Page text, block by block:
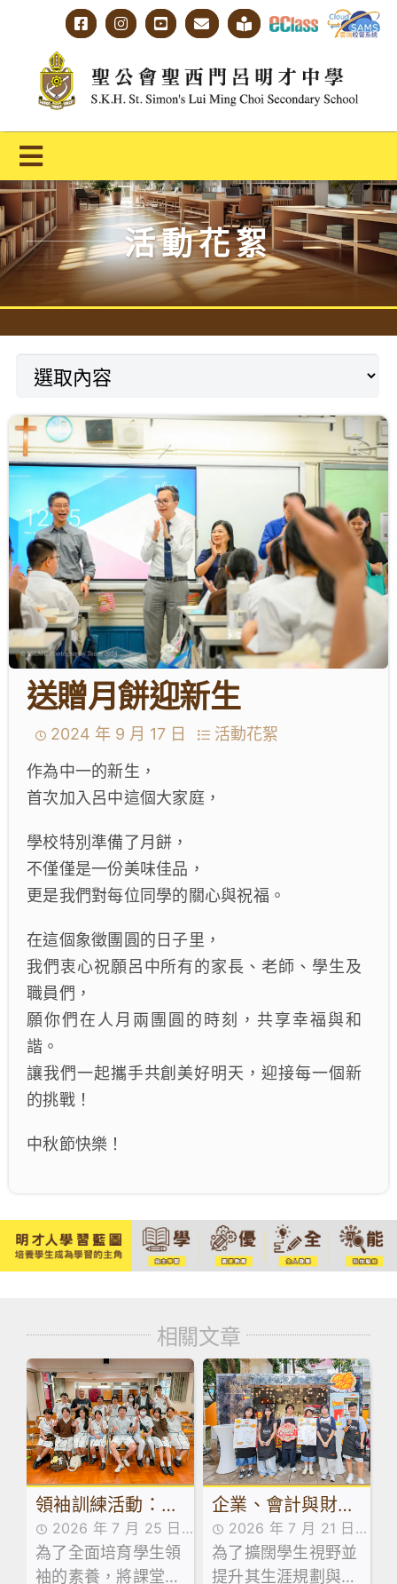
content
Toggle
Navigation
主頁
學校概覽
明才人學習藍圖
明才人成長階梯
教師專業社群
學生成就與學校活動
我們的聯繫
入學資訊
下載區
活動花絮
送贈月餅迎新生
2024 年 9 月 17 日
活動花絮
作為中一的新生，
首次加入呂中這個大家庭，
學校特別準備了月餅，
不僅僅是一份美味佳品，
更是我們對每位同學的關心與祝福。
在這個象徵團圓的日子里，
我們衷心祝願呂中所有的家長、老師、學生及
職員們，
願你們在人月兩團圓的時刻，共享幸福與和
諧。
讓我們一起攜手共創美好明天，迎接每一個新
的挑戰！
中秋節快樂！
相關文章
領袖訓練活動：訓
導組舉辦學生領袖
系列工作坊
2026 年 7 月 25 日
活動花絮
為了全面培育學生領
袖的素養，將課堂知
企業、會計與財務
概論科及基本商業
科活動：走進維園
2026 年 7 月 21 日
活動花絮
為了擴闊學生視野並
提升其生涯規劃與創